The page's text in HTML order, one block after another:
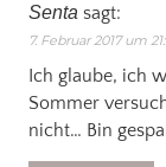
Senta sagt:
7. Februar 2017 um
Ich glaube, ich
Sommer
nicht… Bin